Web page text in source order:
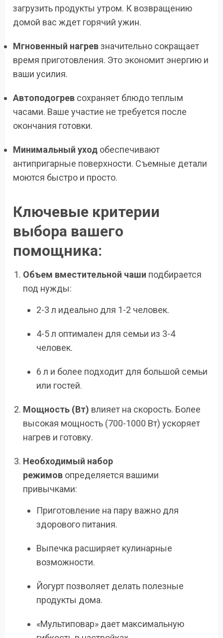
загрузить продукты утром. К возвращению
домой вас ждет горячий ужин.
Мгновенный нагревзначительно сокращает
время приготовления. Это экономит энергию и
ваши усилия.
Автоподогрев сохраняет блюдо теплым
часами. Ваше участие не требуется после
окончания готовки.
Минимальный уход обеспечивают
антипригарные поверхности. Съемные детали
моются быстро и просто.
Ключевые критерии
выбора вашего
помощника:
Объем вместительной чаши подбирается
под нужды:
2-3 л идеально для 1-2 человек.
4-5 л оптимален для семьи из 3-4
человек.
6 л и более подходит для большой семьи
или гостей.
Мощность (Вт) влияет на скорость. Более
высокая мощность (700-1000 Вт) ускоряет
нагрев и готовку.
Необходимый набор
режимов определяется вашими
привычками:
Приготовление на пару важно для
здорового питания.
Выпечка расширяет кулинарные
возможности.
Йогурт позволяет делать полезные
продукты дома.
«Мультиповар» дает максимальную